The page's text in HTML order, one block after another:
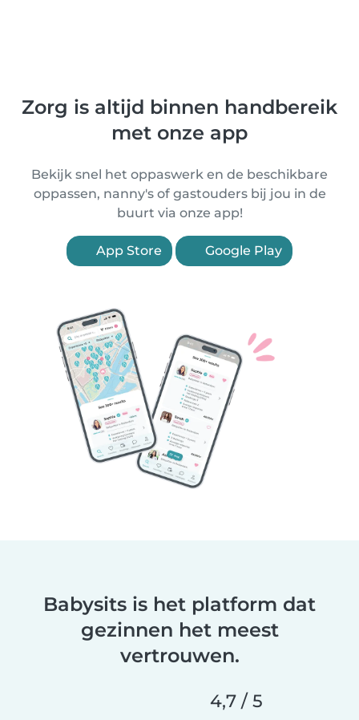
Zorg is altijd binnen handbereik
met onze app
Bekijk snel het oppaswerk en de beschikbare
oppassen, nanny's of gastouders bij jou in de
buurt via onze app!
App Store Google Play
Babysits is het platform dat
gezinnen het meest
vertrouwen.
4,7 / 5